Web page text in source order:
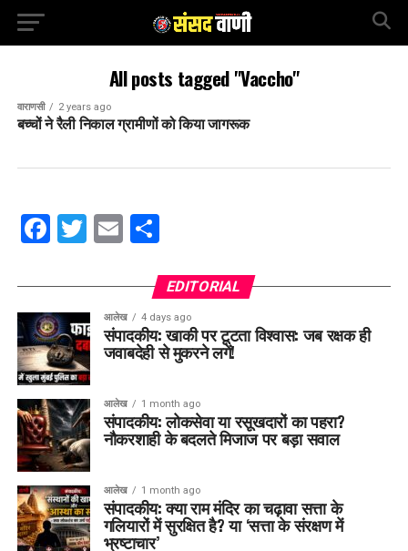
All posts tagged "Vaccho"
वाराणसी 2 years ago
बच्चों ने रैली निकाल ग्रामीणों को किया जागरूक
Facebook
Twitter
EmailShare
EDITORIAL
आलेख 4 days ago
संपादकीय: खाकी पर टूटता विश्वास: जब रक्षक ही
जवाबदेही से मुकरने लगें!
आलेख 1 month ago
संपादकीय: लोकसेवा या रसूखदारों का पहरा?
नौकरशाही के बदलते मिजाज पर बड़ा सवाल
आलेख 1 month ago
संपादकीय: क्या राम मंदिर का चढ़ावा सत्ता के
गलियारों में सुरक्षित है? या ‘सत्ता के संरक्षण में
भ्रष्टाचार’